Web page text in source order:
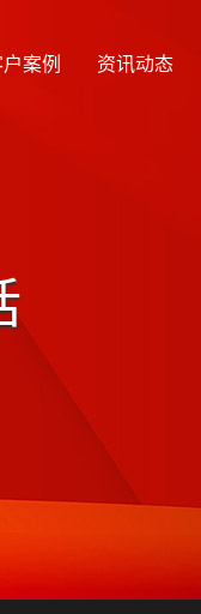
案例 资讯动态